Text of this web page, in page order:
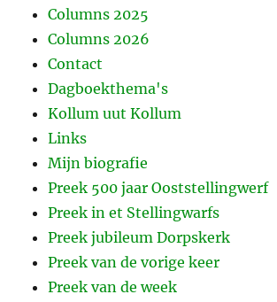
Columns 2025
Columns 2026
Contact
Dagboekthema's
Kollum uut Kollum
Links
Mijn biografie
Preek 500 jaar Ooststellingwerf
Preek in et Stellingwarfs
Preek jubileum Dorpskerk
Preek van de vorige keer
Preek van de week